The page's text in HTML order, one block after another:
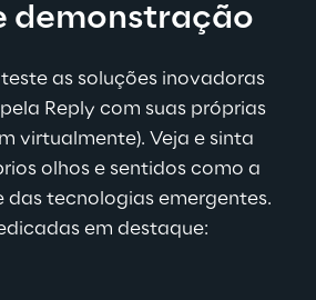
demonstração
as soluções inovadoras
Reply com suas próprias
virtualmente). Veja e sinta
olhos e sentidos como a
das tecnologias emergentes.
em destaque: